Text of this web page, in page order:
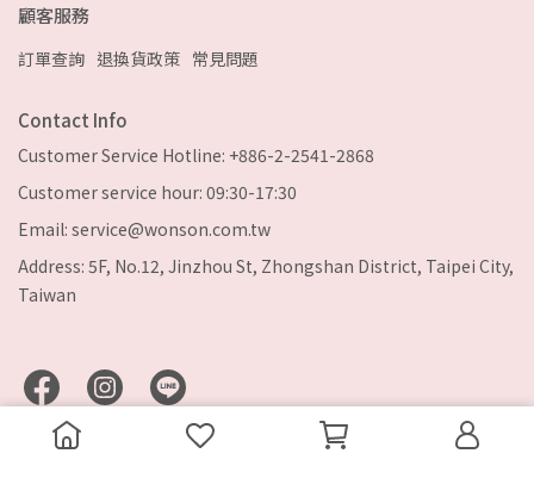
顧客服務
訂單查詢 退換貨政策 常見問題
Contact Info
Customer Service Hotline: +886-2-2541-2868
Customer service hour: 09:30-17:30
Email: service@wonson.com.tw
Address: 5F, No.12, Jinzhou St, Zhongshan District, Taipei City,
Taiwan